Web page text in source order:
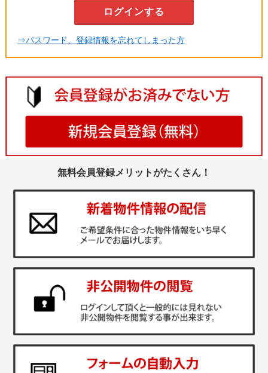
⇒パスワード、登録情報を忘れてしまった方
無料会員登録メリットがたくさん！